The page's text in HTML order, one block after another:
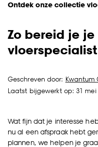
Ontdek onze collectie
Zo bereid je
Geschreven door: Kwantum
Laatst bijgewerkt op: 31 mei
Wat fijn dat je interesse
nu al een afspraak hebt
plannen, we helpen je